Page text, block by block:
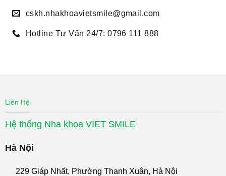
cskh.nhakhoavietsmile@gmail.com
Hotline Tư Vấn 24/7: 0796 111 888
Liên Hệ
Hệ thống Nha khoa VIET SMILE
Hà Nội
229 Giáp Nhất, Phường Thanh Xuân, Hà Nội